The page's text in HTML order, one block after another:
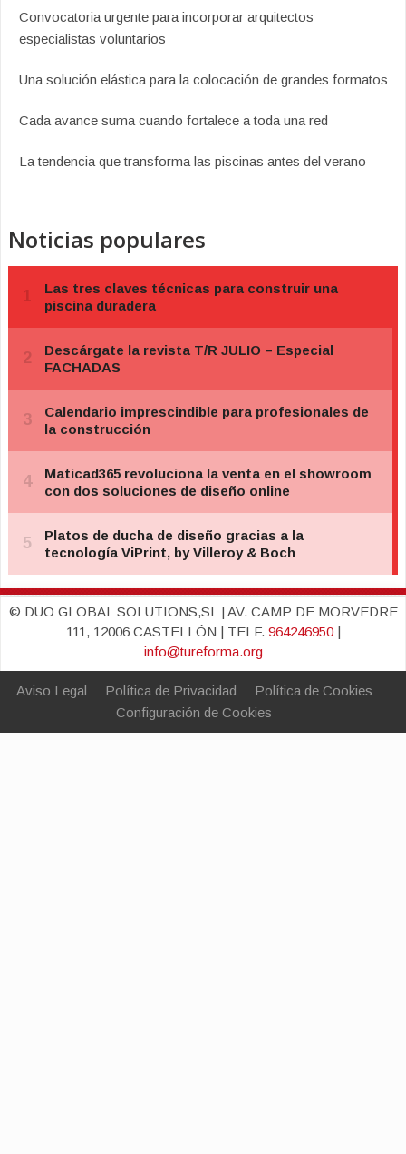
Convocatoria urgente para incorporar arquitectos
especialistas voluntarios
Una solución elástica para la colocación de grandes formatos
Cada avance suma cuando fortalece a toda una red
La tendencia que transforma las piscinas antes del verano
Noticias populares
© DUO GLOBAL SOLUTIONS,SL | AV. CAMP DE MORVEDRE
111, 12006 CASTELLÓN | TELF. 964246950|
info@tureforma.org
Aviso Legal Política de Privacidad
Política de Cookies
Configuración de Cookies